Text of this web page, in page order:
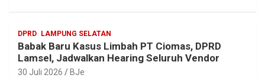
m
k
s
t
DPRD LAMPUNG SELATAN
Babak Baru Kasus Limbah PT Ciomas, DPRD
Lamsel, Jadwalkan Hearing Seluruh Vendor
30 Juli 2026 BJe